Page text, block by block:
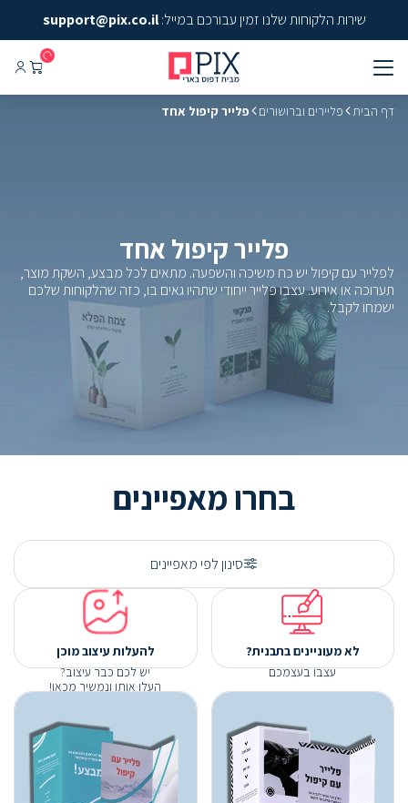
שירות הלקוחות שלנו זמין עבורכם במייל:support@pix.co.il
דף הבית פליירים וברושורים פלייר קיפול אחד
פלייר קיפול אחד
לפלייר עם קיפול יש כח משיכה והשפעה. מתאים לכל מבצע, השקת מוצר,
תערוכה או אירוע. עצבו פלייר ייחודי שתהיו גאים בו, כזה שהלקוחות שלכם
ישמחו לקבל.
בחרו מאפיינים
סינון לפי מאפיינים
לא מעוניינים בתבנית?
עצבו בעצמכם
להעלות עיצוב מוכן
יש לכם כבר עיצוב?
העלו אותו ונמשיך מכאן!